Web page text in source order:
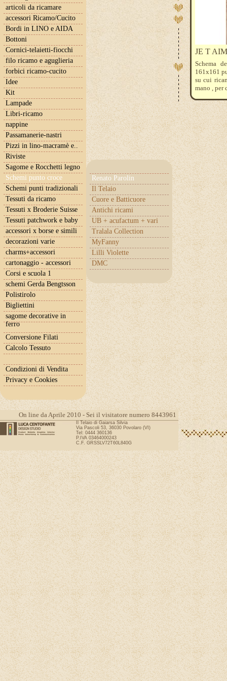
articoli da ricamare
accessori Ricamo/Cucito
Bordi in LINO e AIDA
Bottoni
Cornici-telaietti-fiocchi
filo ricamo e aguglieria
forbici ricamo-cucito
Idee
Kit
Lampade
Libri-ricamo
nappine
Passamanerie-nastri
Pizzi in lino-macramè e..
Riviste
Sagome e Rocchetti legno
Schemi punto croce
Renato Parolin
Il Telaio
Cuore e Batticuore
Antichi ricami
UB + acufactum + vari
Tralala Collection
MyFanny
Lilli Violette
DMC
Schemi punti tradizionali
Tessuti da ricamo
Tessuti x Broderie Suisse
Tessuti patchwork e baby
accessori x borse e simili
decorazioni varie
charms+accessori
cartonaggio - accessori
Corsi e scuola 1
schemi Gerda Bengtsson
Polistirolo
Bigliettini
sagome decorative in
ferro
Conversione Filati
Calcolo Tessuto
Condizioni di Vendita
Privacy e Cookies
JE T
Schema
161x161
su cui
mano , per
On line da Aprile 2010 - Sei il visitatore numero 8443961
Il Telaio di Gaiarsa Silvia
Via Pascoli 53, 36030 Povolaro (VI)
Tel: 0444 360136
P.IVA 03464000243
C.F. GRSSLV72T60L840G